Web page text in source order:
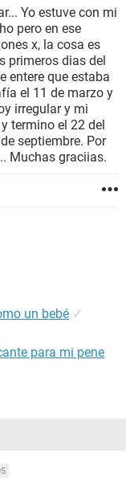
Yo estuve con mi
pero en ese
x, la cosa es
primeros dias del
entere que estaba
el 11 de marzo y
irregular y mi
termino el 22 del
septiembre. Por
Muchas graciias.
un bebé ✓
para mi pene